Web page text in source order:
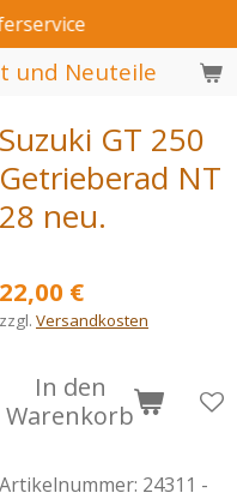
und Neuteile
Suzuki GT 250
Getrieberad NT
28 neu.
22,00 €
zzgl. Versandkosten
In den
Warenkorb
Artikelnummer: 24311 -